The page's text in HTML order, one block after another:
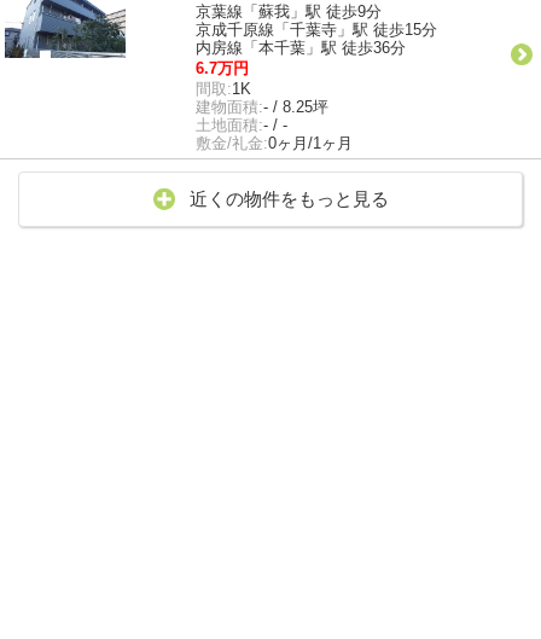
京葉線「蘇我」駅 徒歩9分
京成千原線「千葉寺」駅 徒歩15分
内房線「本千葉」駅 徒歩36分
6.7万円
間取:1K
建物面積:- / 8.25坪
土地面積:- / -
敷金/礼金:0ヶ月/1ヶ月
近くの物件をもっと見る